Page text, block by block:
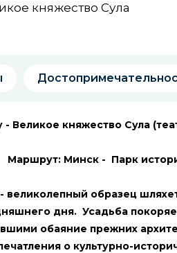
княжество Сула
Великое княжество Сула
Маршрут: Минск - Парк
образец
дня. Усадьба
обаяние прежних
о культурно-